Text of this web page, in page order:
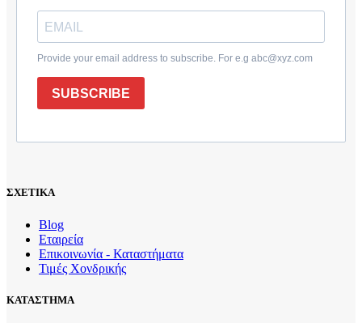
Provide your email address to subscribe. For e.g abc@xyz.com
SUBSCRIBE
ΣΧΕΤΙΚΑ
Blog
Εταιρεία
Επικοινωνία - Καταστήματα
Τιμές Χονδρικής
ΚΑΤΑΣΤΗΜΑ